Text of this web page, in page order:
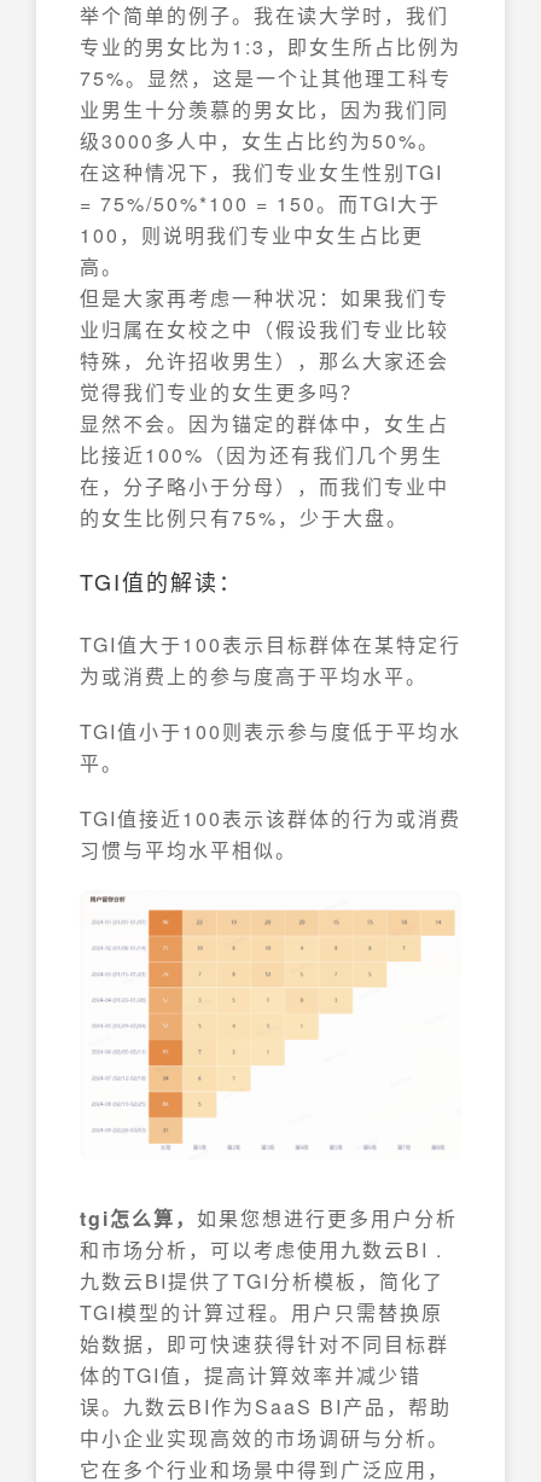
举个简单的例子。我在读大学时，我们
专业的男女比为1:3，即女生所占比例为
75%。显然，这是一个让其他理工科专
业男生十分羡慕的男女比，因为我们同
级3000多人中，女生占比约为50%。
在这种情况下，我们专业女生性别TGI
= 75%/50%*100 = 150。而TGI大于
100，则说明我们专业中女生占比更
高。
但是大家再考虑一种状况：如果我们专
业归属在女校之中（假设我们专业比较
特殊，允许招收男生），那么大家还会
觉得我们专业的女生更多吗？
显然不会。因为锚定的群体中，女生占
比接近100%（因为还有我们几个男生
在，分子略小于分母），而我们专业中
的女生比例只有75%，少于大盘。
TGI值的解读：
TGI值大于100表示目标群体在某特定行
为或消费上的参与度高于平均水平。
TGI值小于100则表示参与度低于平均水
平。
TGI值接近100表示该群体的行为或消费
习惯与平均水平相似。
tgi怎么算， 如果您想进行更多用户分析
和市场分析，可以考虑使用九数云BI .
九数云BI提供了TGI分析模板，简化了
TGI模型的计算过程。用户只需替换原
始数据，即可快速获得针对不同目标群
体的TGI值，提高计算效率并减少错
误。九数云BI作为SaaS BI产品，帮助
中小企业实现高效的市场调研与分析。
它在多个行业和场景中得到广泛应用，